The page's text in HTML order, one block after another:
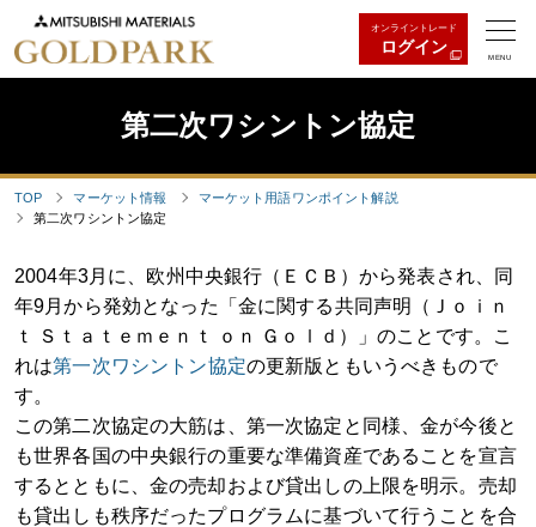
オンライントレード
ログイン
MENU
第二次ワシントン協定
TOP マーケット情報
マーケット用語ワンポイント解説
第二次ワシントン協定
2004年3月に、欧州中央銀行（ＥＣＢ）から発表され、同
年9月から発効となった「金に関する共同声明（Ｊｏｉｎ
ｔ Ｓｔａｔｅｍｅｎｔ ｏｎ Ｇｏｌｄ）」のことです。こ
れは第一次ワシントン協定の更新版ともいうべきもので
す。
この第二次協定の大筋は、第一次協定と同様、金が今後と
も世界各国の中央銀行の重要な準備資産であることを宣言
するとともに、金の売却および貸出しの上限を明示。売却
も貸出しも秩序だったプログラムに基づいて行うことを合